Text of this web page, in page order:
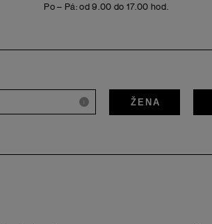
Po – Pá: od 9.00 do 17.00 hod.
i ŽENA